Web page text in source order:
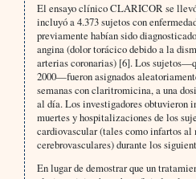
El ensayo clínico CLARICOR se
incluyó a 4.373 sujetos con
previamente habían sido
angina (dolor torácico debido a la
arterias coronarias) [6]. Los
2000—fueron asignados
semanas con claritromicina, a una
al día. Los investigadores obtuvieron
muertes y hospitalizaciones de los
cardiovascular (tales como infartos al
cerebrovasculares) durante los
En lugar de demostrar que un